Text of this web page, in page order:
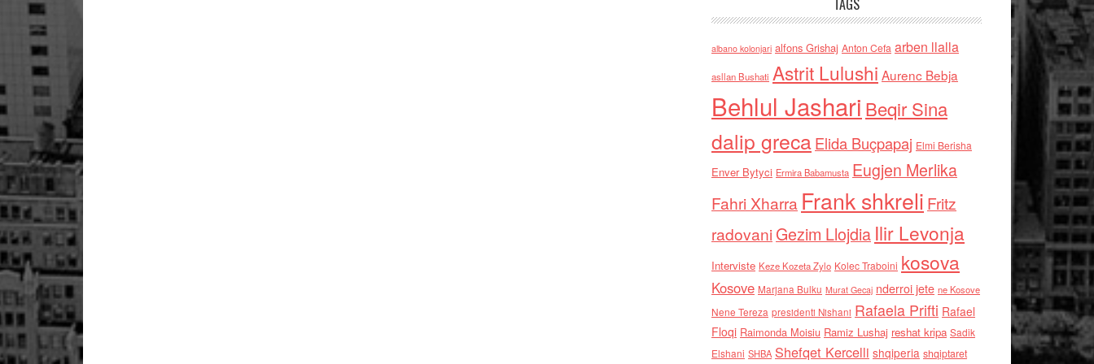
TAGS
albano kolonjari alfons Grishaj Anton Cefa arben llalla
asllan Bushati Astrit Lulushi Aurenc Bebja
Behlul Jashari Beqir Sina
dalip grecaElida Buçpapaj Elmi Berisha
Enver Bytyci Ermira Babamusta Eugjen Merlika
Fahri Xharra Frank shkreli Fritz
radovaniGezim Llojdia Ilir Levonja
Interviste Keze Kozeta Zylo Kolec Traboini kosova
Kosove Marjana Bulku Murat Gecaj nderroi jete ne Kosove
Nene Tereza presidenti Nishani Rafaela Prifti Rafael
Floqi Raimonda Moisiu Ramiz Lushaj reshat kripa Sadik
Elshani SHBA Shefqet Kercelli shqiperia shqiptaret